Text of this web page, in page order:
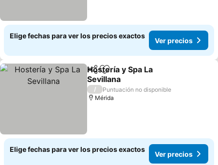
Elige fechas para ver los precios exactos
Ver precios
CompartirAgregar a favoritos
Hostería y Spa La
Sevillana
Ver precios
/
Puntuación no disponible
Mérida
Elige fechas para ver los precios exactos
Ver precios